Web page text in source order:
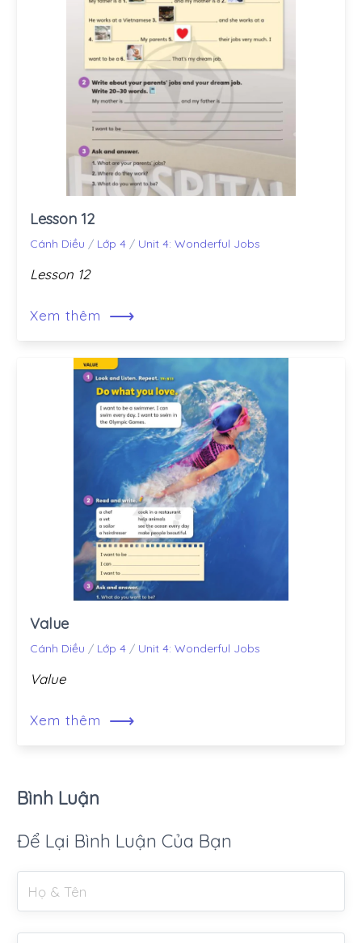
Lesson 12
Cánh Diều / Lớp 4 / Unit 4: Wonderful Jobs
Lesson 12
Xem thêm ⟶
Value
Cánh Diều / Lớp 4 / Unit 4: Wonderful Jobs
Value
Xem thêm ⟶
Bình Luận
Để Lại Bình Luận Của Bạn